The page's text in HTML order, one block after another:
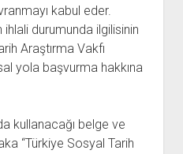
kabul eder.
durumunda ilgilisinin
Araştırma Vakfı
yola başvurma hakkına
kullanacağı belge ve
“Türkiye Sosyal Tarih